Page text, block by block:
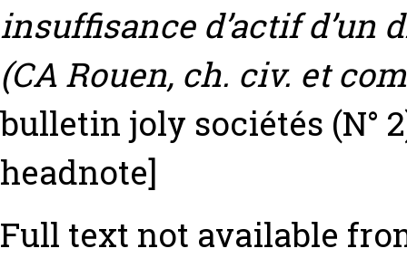
insuffisance d’actif d’un
(CA Rouen, ch. civ. et
bulletin joly sociétés (N°
headnote]
Full text not available